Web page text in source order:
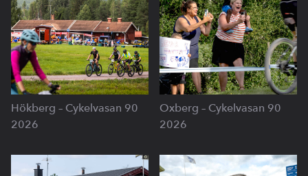
Hökberg – Cykelvasan 90
2026
Oxberg – Cykelvasan 90
2026